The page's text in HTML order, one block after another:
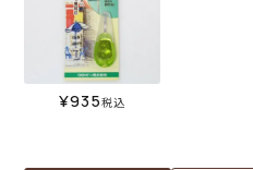
¥935税込